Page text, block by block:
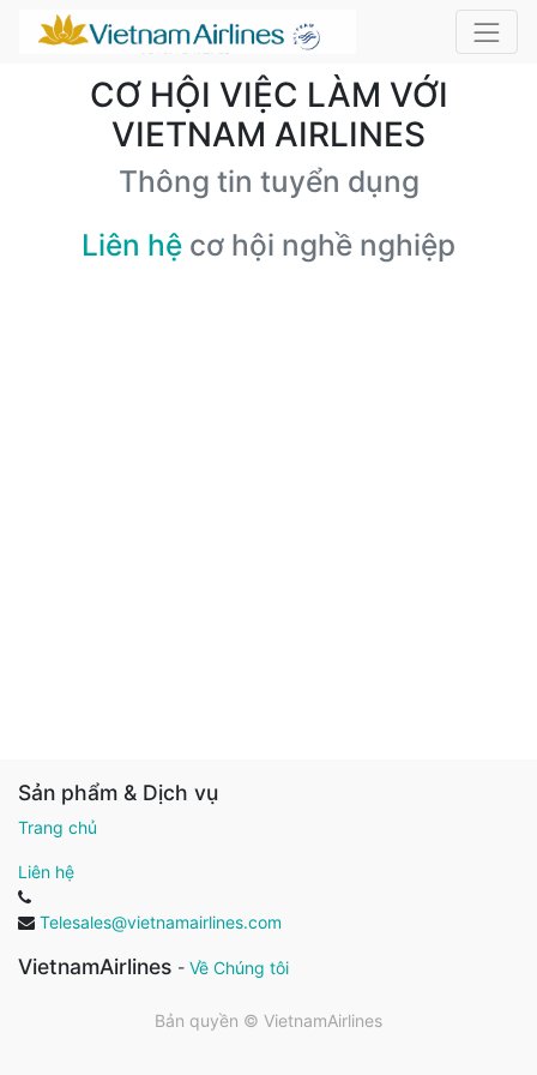
CƠ HỘI VIỆC LÀM VỚI
VIETNAM AIRLINES
Thông tin tuyển dụng
Liên hệ cơ hội nghề nghiệp
Sản phẩm & Dịch vụ
Trang chủ
Liên hệ
Telesales@vietnamairlines.com
VietnamAirlines - Về Chúng tôi
Bản quyền © VietnamAirlines